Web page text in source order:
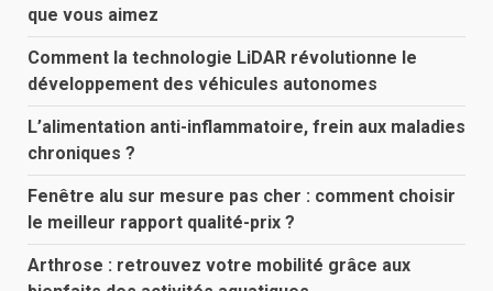
que vous aimez
Comment la technologie LiDAR révolutionne le
développement des véhicules autonomes
L’alimentation anti-inflammatoire, frein aux maladies
chroniques ?
Fenêtre alu sur mesure pas cher : comment choisir
le meilleur rapport qualité-prix ?
Arthrose : retrouvez votre mobilité grâce aux